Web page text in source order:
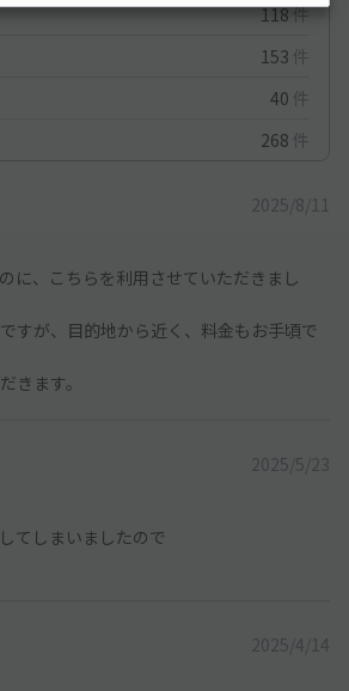
118件
153 件
40 件
268 件
2025/8/11
に、こちらを利用させていただきまし
すが、目的地から近く、料金もお手頃で
きます。
2025/5/23
てしまいましたので
2025/4/14